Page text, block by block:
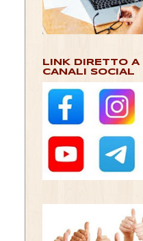
LINK DIRETTO A
CANALI SOCIAL